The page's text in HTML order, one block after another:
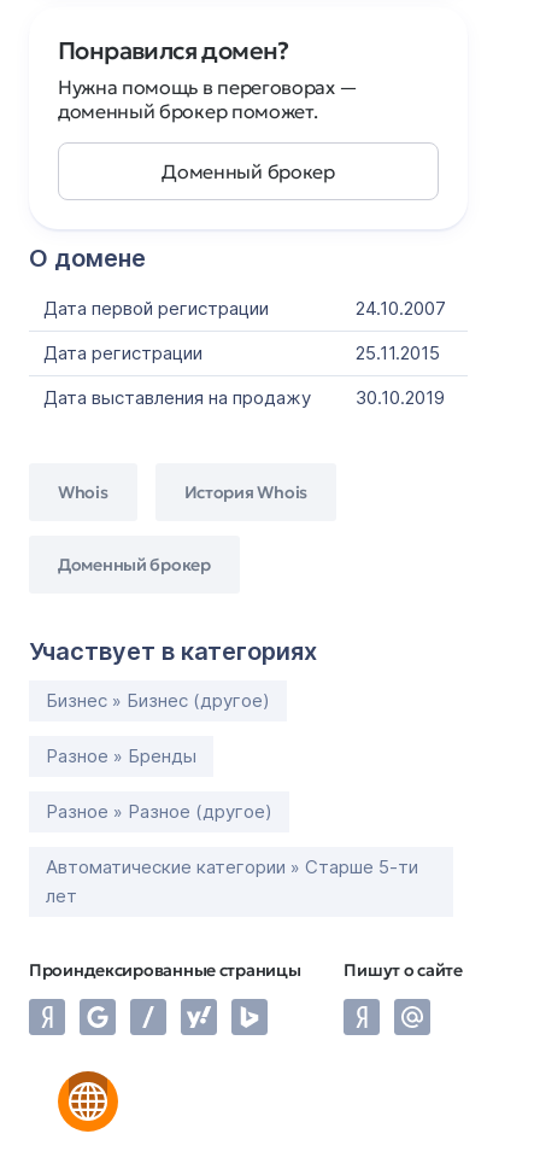
О домене
Дата первой регистрации
24.10.2007
Дата регистрации
25.11.2015
Дата выставления на продажу
30.10.2019
Whois История Whois
Доменный брокер
Участвует в категориях
Бизнес » Бизнес (другое)
Разное » Бренды
Разное » Разное (другое)
Автоматические категории » Старше 5-ти
лет
Проиндексированные страницы Пишут о сайте
Понравился домен?
Нужна помощь в переговорах —
доменный брокер поможет.
Доменный брокер